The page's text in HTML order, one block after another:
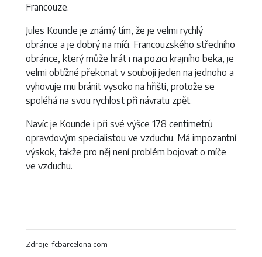
Francouze.
Jules Kounde je známý tím, že je velmi rychlý
obránce a je dobrý na míči. Francouzského středního
obránce, který může hrát i na pozici krajního beka, je
velmi obtížné překonat v souboji jeden na jednoho a
vyhovuje mu bránit vysoko na hřišti, protože se
spoléhá na svou rychlost při návratu zpět.
Navíc je Kounde i při své výšce 178 centimetrů
opravdovým specialistou ve vzduchu. Má impozantní
výskok, takže pro něj není problém bojovat o míče
ve vzduchu.
Zdroje: fcbarcelona.com